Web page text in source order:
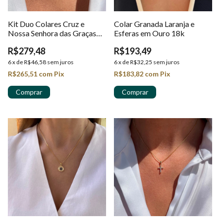
Kit Duo Colares Cruz e
Nossa Senhora das Graças
R$279,48
6x deR$46,58 sem juros
R$265,51 com Pix
Colar Granada Laranja e
Esferas em Ouro 18k
R$193,49
6x deR$32,25 sem juros
R$183,82 com Pix